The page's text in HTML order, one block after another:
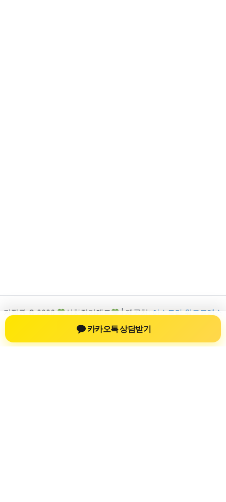
저작권 © 2026 신차장기렌트 | 제공처:
아스트라 워드프레스
테마
카카오톡 상담받기